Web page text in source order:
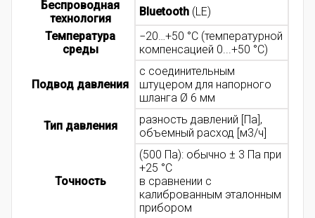
Беспроводная
технология
Bluetooth (LE)
Температура
среды
−20…+50 °C (температурной
компенсацией 0...+50 °C)
Подвод давления
с соединительным
штуцером для напорного
шланга Ø 6 мм
Тип давления
разность давлений [Па],
объемный расход [м3/ч]
Точность
(500 Па): обычно ± 3 Па при
+25 °C
в сравнении с
калиброванным эталонным
прибором